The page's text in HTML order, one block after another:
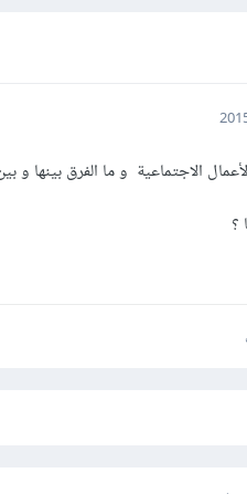
الاجتماعية و ما الفرق بينها و
؟